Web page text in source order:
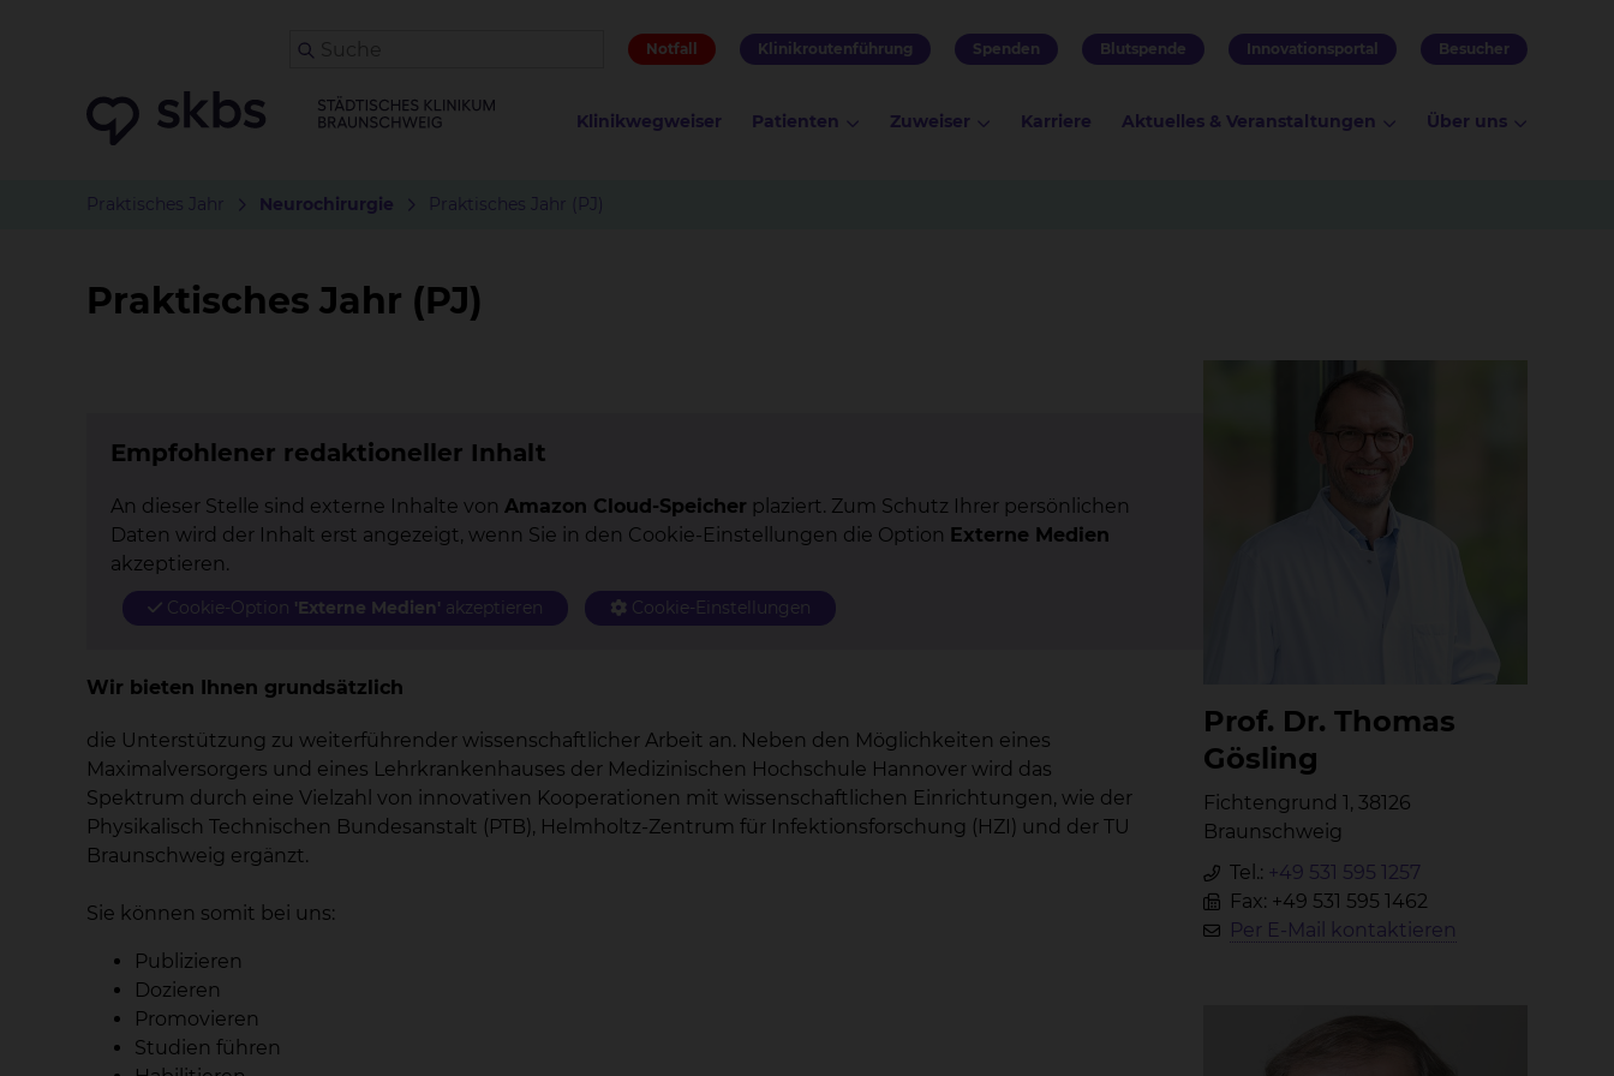
Notfall Klinikroutenführung Spenden Blutspende Innovationsportal Besucher
Klinikwegweiser Patienten Zuweiser Karriere Aktuelles & Veranstaltungen Über uns
Praktisches Jahr Neurochirurgie Praktisches Jahr (PJ)
Praktisches Jahr (PJ)
Prof. Dr. Tho­mas
Gös­ling
Fichtengrund 1, 38126
Braunschweig
Tel.: +49 531 595 1257
Fax: +49 531 595 1462
Per E-Mail kontaktieren
Empfohlener redaktioneller Inhalt
An dieser Stelle sind externe Inhalte von Amazon Cloud-Speicher plaziert. Zum Schutz Ihrer persönlichen
Daten wird der Inhalt erst angezeigt, wenn Sie in den Cookie-Einstellungen die Option Externe Medien
akzeptieren.
Cookie-Option 'Externe Medien' akzeptieren Cookie-Einstellungen
Wir bieten Ihnen grundsätzlich
die Unterstützung zu weiterführender wissenschaftlicher Arbeit an. Neben den Möglichkeiten eines
Maximalversorgers und eines Lehrkrankenhauses der Medizinischen Hochschule Hannover wird das
Spektrum durch eine Vielzahl von innovativen Kooperationen mit wissenschaftlichen Einrichtungen, wie der
Physikalisch Technischen Bundesanstalt (PTB), Helmholtz-Zentrum für Infektionsforschung (HZI) und der TU
Braunschweig ergänzt.
Sie können somit bei uns:
Publizieren
Dozieren
Promovieren
Studien führen